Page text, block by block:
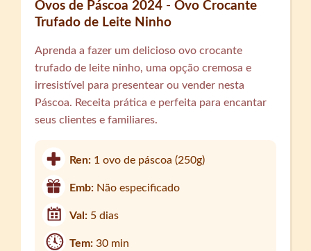
Ovos de Páscoa 2024 - Ovo Crocante
Trufado de Leite Ninho
Aprenda a fazer um delicioso ovo crocante
trufado de leite ninho, uma opção cremosa e
irresistível para presentear ou vender nesta
Páscoa. Receita prática e perfeita para encantar
seus clientes e familiares.
Ren: 1 ovo de páscoa (250g)
Emb: Não especificado
Val: 5 dias
Tem:30 min